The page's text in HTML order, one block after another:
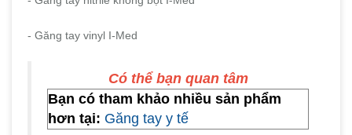
- Găng tay vinyl I-Med
Có thể bạn quan tâm
Bạn có tham khảo nhiều sản phẩm
hơn tại: Găng tay y tế